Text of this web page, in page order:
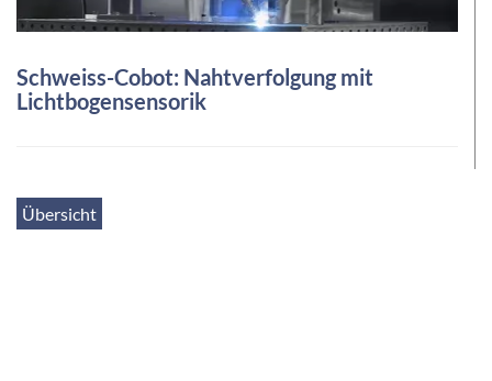
Schweiss-Cobot: Nahtverfolgung mit
Lichtbogensensorik
Übersicht